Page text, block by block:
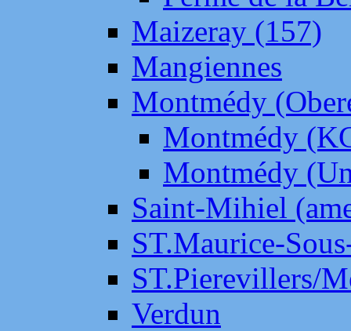
Maizeray (157)
Mangiennes
Montmédy
Montmédy
Montmédy
Saint-Mihiel
ST.Maurice-
ST.Pierevillers/
Verdun